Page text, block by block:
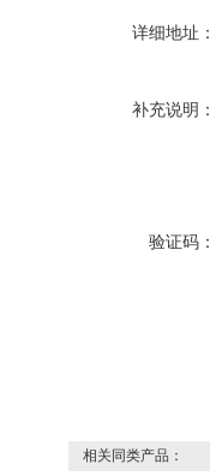
详细地址：
补充说明：
验证码：
相关同类产品：